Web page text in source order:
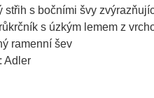
střih s bočními švy
s úzkým lemem z
ramenní šev
Adler